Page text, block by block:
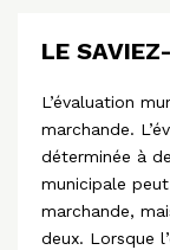
LE
L’évaluation
marchande.
déterminée à
municipale
marchande,
deux. Lorsque